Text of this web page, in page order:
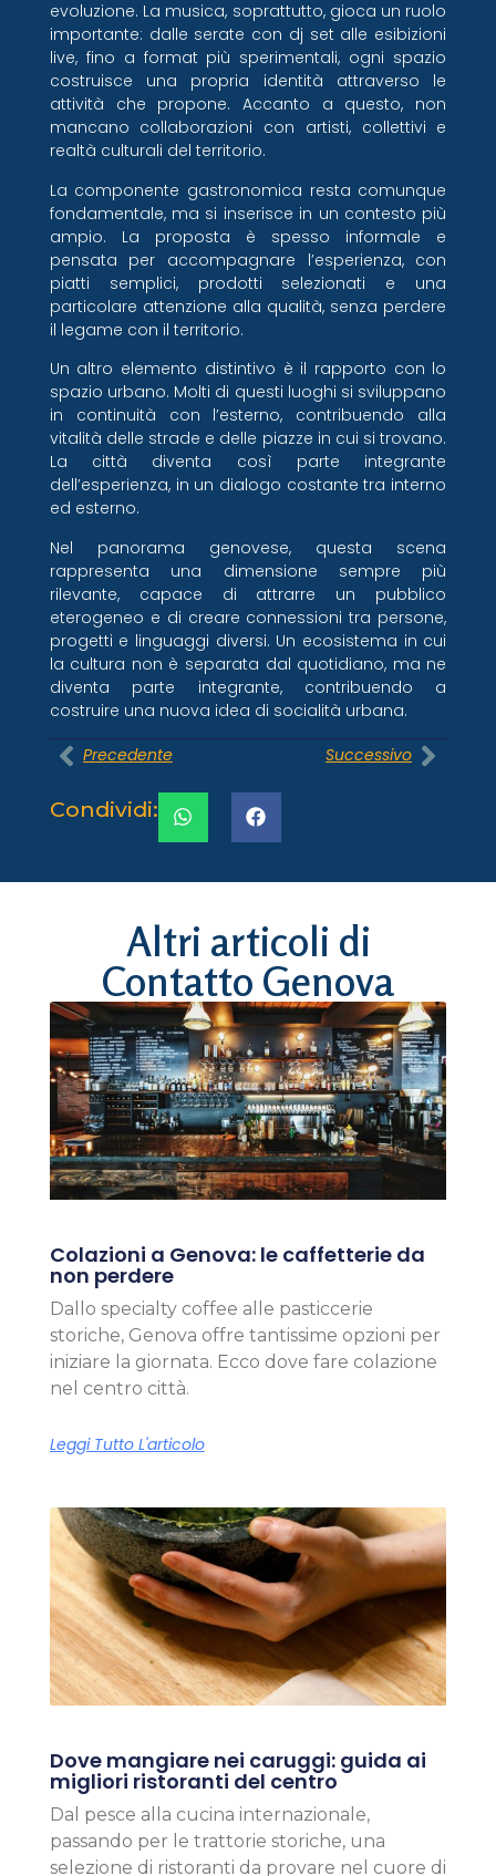
evoluzione. La musica, soprattutto, gioca un ruolo
importante: dalle serate con dj set alle esibizioni
live, fino a format più sperimentali, ogni spazio
costruisce una propria identità attraverso le
attività che propone. Accanto a questo, non
mancano collaborazioni con artisti, collettivi e
realtà culturali del territorio.
La componente gastronomica resta comunque
fondamentale, ma si inserisce in un contesto più
ampio. La proposta è spesso informale e
pensata per accompagnare l’esperienza, con
piatti semplici, prodotti selezionati e una
particolare attenzione alla qualità, senza perdere
il legame con il territorio.
Un altro elemento distintivo è il rapporto con lo
spazio urbano. Molti di questi luoghi si sviluppano
in continuità con l’esterno, contribuendo alla
vitalità delle strade e delle piazze in cui si trovano.
La città diventa così parte integrante
dell’esperienza, in un dialogo costante tra interno
ed esterno.
Nel panorama genovese, questa scena
rappresenta una dimensione sempre più
rilevante, capace di attrarre un pubblico
eterogeneo e di creare connessioni tra persone,
progetti e linguaggi diversi. Un ecosistema in cui
la cultura non è separata dal quotidiano, ma ne
diventa parte integrante, contribuendo a
costruire una nuova idea di socialità urbana.
Precedente Successivo
Condividi:
Altri articoli di
Contatto Genova
Colazioni a Genova: le caffetterie da
non perdere
Dallo specialty coffee alle pasticcerie
storiche, Genova offre tantissime opzioni per
iniziare la giornata. Ecco dove fare colazione
nel centro città.
Leggi Tutto L'articolo
Dove mangiare nei caruggi: guida ai
migliori ristoranti del centro
Dal pesce alla cucina internazionale,
passando per le trattorie storiche, una
selezione di ristoranti da provare nel cuore di